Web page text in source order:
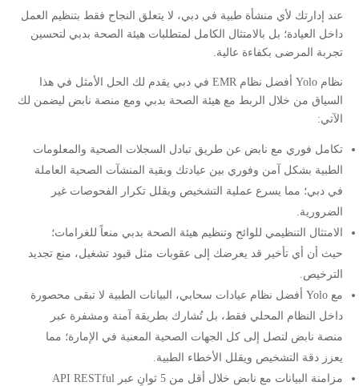
عند إدارتك لأي منشأة طبية في دبي، لا يتعلق النجاح فقط بتنظيم العمل
داخل العيادة؛ بل بالامتثال الكامل لمتطلبات هيئة الصحة بدبي لتحسين
تجربة المرضى بكفاءة عالية.
نظام Yolo أفضل نظام EMR في دبي يقدم لك الحل الأمثل في هذا
السياق من خلال الربط مع هيئة الصحة بدبي ومع منصة نابض ليضمن لك
الآتي:
تكامل فوري مع نابض عن طريق تبادل السجلات الصحية والمعلومات
الطبية بشكل آمن وفوري بين عيادتك وبقية المنشآت الصحية العاملة
في دبي؛ مما يسرع عملية التشخيص ويقلل تكرار الفحوصات غير
الضرورية.
الامتثال التنظيمي للوائح وتنظيم هيئة الصحة بدبي منعاً للغرامات؛
حيث أن أي تأخير قد يعرضك إلى عقوبات مثل قيود تشغيل، منع تجديد
الترخيص.
مع Yolo أفضل نظام عيادات سحابي، البيانات الطبية لا تبقى محصورة
داخل النظام المحلي فقط، بل تُشارك بطريقة آمنة ومشفرة عبر
منصة نابض لتصل إلى كل الجهات الصحية المعنية في الإمارة؛ مما
يعزز دقة التشخيص ويقلل الأخطاء الطبية.
مزامنة البيانات مع نابض خلال أقل من 5 ثوانٍ عبر API RESTful